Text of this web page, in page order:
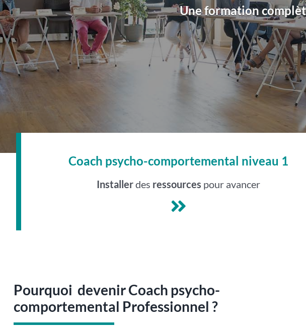
Une formation
Coach psycho-comportemental niveau 1
Installerdes ressources pour avancer
Pourquoi devenir Coach psycho-
comportemental Professionnel ?